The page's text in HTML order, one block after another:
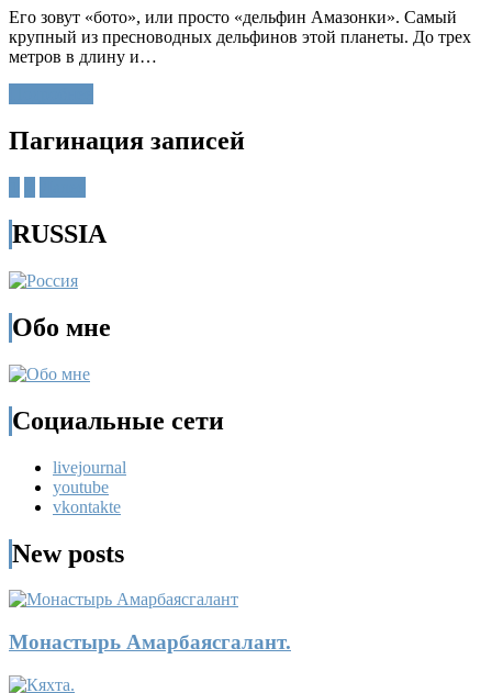
Его зовут «бото», или просто «дельфин Амазонки». Самый
крупный из пресноводных дельфинов этой планеты. До трех
метров в длину и…
Пагинация записей
RUSSIA
Обо мне
Социальные сети
livejournal
youtube
vkontakte
New posts
Монастырь Амарбаясгалант.